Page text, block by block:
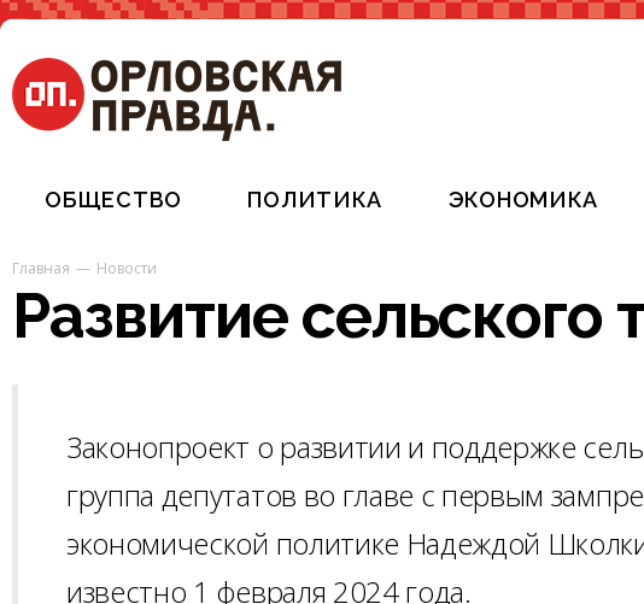
ОБЩЕСТВО ПОЛИТИКА ЭКОНОМИКА
Главная Новости
Развитие сельского
Законопроект о развитии и поддержке
группа депутатов во главе с первым
экономической политике Надеждой
известно 1 февраля 2024 года.